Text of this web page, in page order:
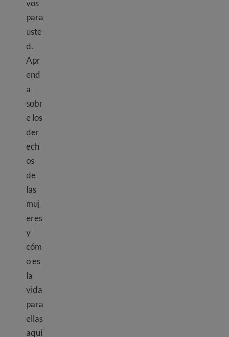
vos
para
uste
d.
Apr
end
a
sobr
e los
der
ech
os
de
las
muj
eres
y
cóm
o es
la
vida
para
ellas
aquí